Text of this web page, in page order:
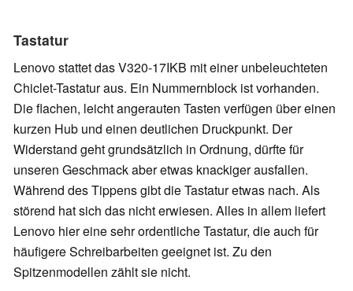
Tastatur
Lenovo stattet das V320-17IKB mit einer unbeleuchteten
Chiclet-Tastatur aus. Ein Nummernblock ist vorhanden.
Die flachen, leicht angerauten Tasten verfügen über einen
kurzen Hub und einen deutlichen Druckpunkt. Der
Widerstand geht grundsätzlich in Ordnung, dürfte für
unseren Geschmack aber etwas knackiger ausfallen.
Während des Tippens gibt die Tastatur etwas nach. Als
störend hat sich das nicht erwiesen. Alles in allem liefert
Lenovo hier eine sehr ordentliche Tastatur, die auch für
häufigere Schreibarbeiten geeignet ist. Zu den
Spitzenmodellen zählt sie nicht.